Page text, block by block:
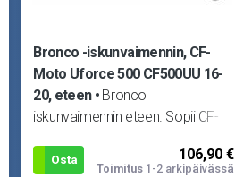
Bronco -iskunvaimennin, CF-
Moto Uforce 500 CF500UU 16-
20, eteen
Bronco
iskunvaimennin eteen. Sopii CF-
20, 500 Uforce HO / EPS 16-19,
Osta 106,90 €
Toimitus1-2 arkipäivässä